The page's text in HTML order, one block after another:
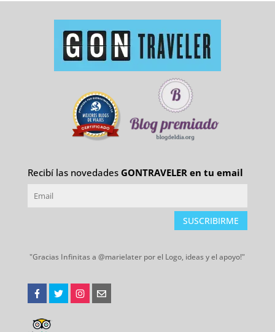
Recibí las novedades GONTRAVELER en tu email
SUSCRIBIRME
"Gracias Infinitas a @marielater por el Logo, ideas y el apoyo!"